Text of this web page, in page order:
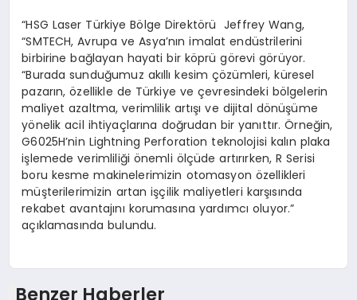
“HSG Laser Türkiye Bölge Direktörü Jeffrey Wang,
“SMTECH, Avrupa ve Asya’nın imalat endüstrilerini
birbirine bağlayan hayati bir köprü görevi görüyor.
“Burada sunduğumuz akıllı kesim çözümleri, küresel
pazarın, özellikle de Türkiye ve çevresindeki bölgelerin
maliyet azaltma, verimlilik artışı ve dijital dönüşüme
yönelik acil ihtiyaçlarına doğrudan bir yanıttır. Örneğin,
G6025H’nin Lightning Perforation teknolojisi kalın plaka
işlemede verimliliği önemli ölçüde artırırken, R Serisi
boru kesme makinelerimizin otomasyon özellikleri
müşterilerimizin artan işçilik maliyetleri karşısında
rekabet avantajını korumasına yardımcı oluyor.”
açıklamasında bulundu.
Benzer Haberler